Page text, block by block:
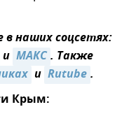
наших соцсетях:
и МАКС. Также
и Rutube.
Крым: